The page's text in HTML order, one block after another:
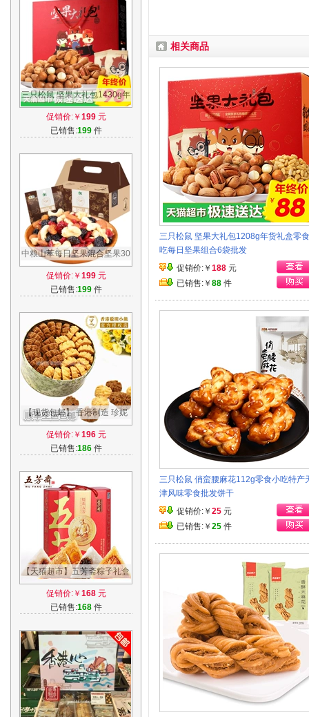
三只松鼠 坚果大礼包1430g年
货礼盒零食小吃每日坚果组合
7袋批发
促销价:￥ 199元
已销售:199件
中粮山萃每日坚果混合坚果30
包孕妇零食干果仁大礼包礼品
盒共750g
促销价:￥ 199元
已销售:199件
【现货包邮】 香港制造 珍妮
聪明小熊二味奶油曲奇饼干
2mix 640g
促销价:￥ 196元
已销售:186件
【天猫超市】五芳斋粽子礼盒
情系五芳6肉4素10只装
1400g/盒端午节
促销价:￥ 168元
已销售:168件
相关商品
三只松鼠 坚果大礼包1208g年货礼盒零
吃每日坚果组合6袋批发
促销价:￥ 188 元
已销售:￥ 88 件
三只松鼠 俏蛮腰麻花112g零食小吃特产
津风味零食批发饼干
促销价:￥ 25 元
已销售:￥ 25 件